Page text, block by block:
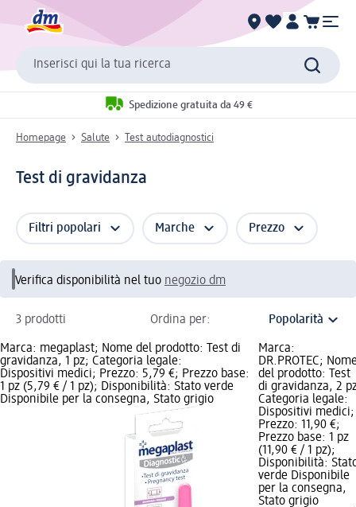
Inserisci qui la tua ricerca
Spedizione gratuita da 49 €
Homepage Salute Test autodiagnostici
Test di gravidanza
Filtri popolari Marche Prezzo
Verifica disponibilità nel tuo negozio dm
3 prodotti Ordina per:
Marca: megaplast; Nome del prodotto: Test di
gravidanza, 1 pz; Categoria legale:
Dispositivi medici; Prezzo: 5,79 €; Prezzo base:
1 pz (5,79 € / 1 pz); Disponibilità: Stato verde
Disponibile per la consegna, Stato grigio
Marca:
DR.PROTEC;
del prodotto: Test
di gravidanza, 2
Categoria legale:
Dispositivi medici;
Prezzo: 11,90 €;
Prezzo base: 1 pz
(11,90 € / 1 pz);
Disponibilità:
verde Disponibile
per la consegna,
Stato grigio